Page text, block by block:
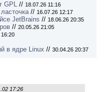
GPL // 18.07.26 11:16
// 16.07.26 12:17
JetBrains // 18.06.26 20:35
// 20.05.26 21:05
в ядре Linux // 30.04.26 20:37
17:26